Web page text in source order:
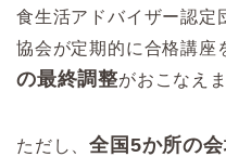
食生活アドバイザー認定
協会が定期的に合格講座
の最終調整がおこなえま
ただし、全国5か所の